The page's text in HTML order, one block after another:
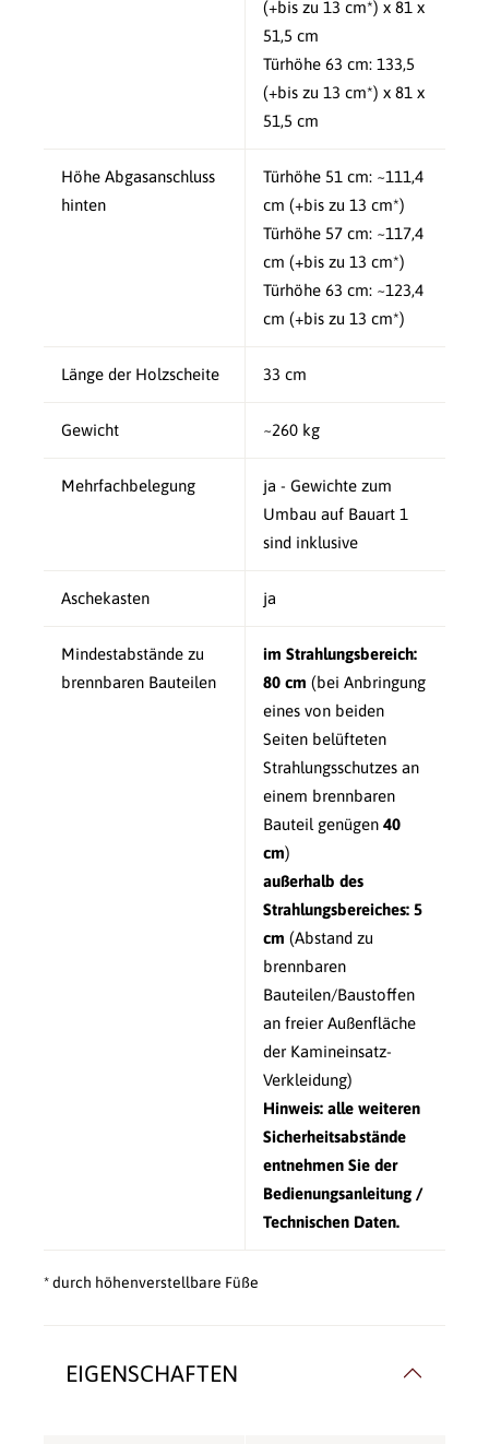
(+bis zu 13 cm*) x 81 x
51,5 cm
Türhöhe 63 cm: 133,5
(+bis zu 13 cm*) x 81 x
51,5 cm
Höhe Abgasanschluss
hinten
Türhöhe 51 cm: ~111,4
cm (+bis zu 13 cm*)
Türhöhe 57 cm: ~117,4
cm (+bis zu 13 cm*)
Türhöhe 63 cm: ~123,4
cm (+bis zu 13 cm*)
Länge der Holzscheite 33 cm
Gewicht ~260 kg
Mehrfachbelegung
ja - Gewichte zum
Umbau auf Bauart 1
sind inklusive
Aschekasten ja
Mindestabstände zu
brennbaren Bauteilen
im Strahlungsbereich:
80 cm (bei Anbringung
eines von beiden
Seiten belüfteten
Strahlungsschutzes an
einem brennbaren
Bauteil genügen 40
cm)
außerhalb des
Strahlungsbereiches: 5
cm (Abstand zu
brennbaren
Bauteilen/Baustoffen
an freier Außenfläche
der Kamineinsatz-
Verkleidung)
Hinweis: alle weiteren
Sicherheitsabstände
entnehmen Sie der
Bedienungsanleitung /
Technischen Daten.
* durch höhenverstellbare Füße
EIGENSCHAFTEN